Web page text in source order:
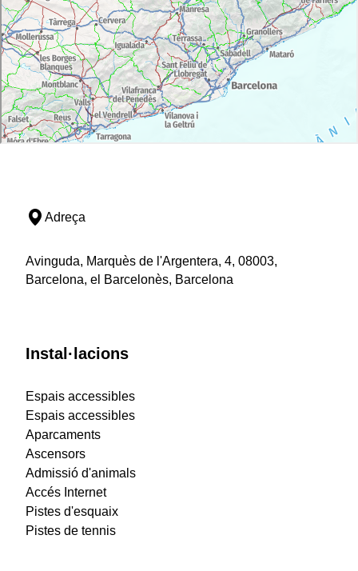
Adreça
Avinguda, Marquès de l'Argentera, 4, 08003,
Barcelona, el Barcelonès, Barcelona
Instal·lacions
Espais accessibles
Espais accessibles
Aparcaments
Ascensors
Admissió d'animals
Accés Internet
Pistes d'esquaix
Pistes de tennis